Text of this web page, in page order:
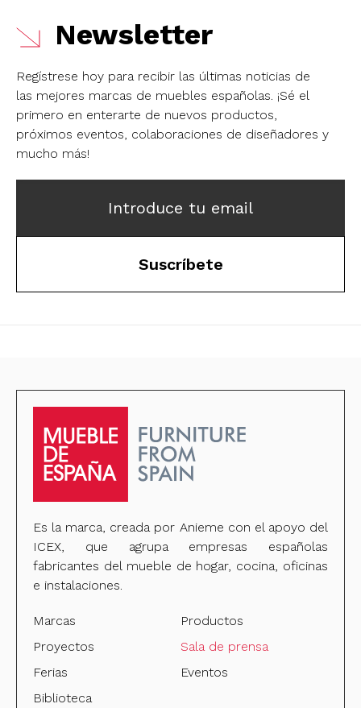
Newsletter
Regístrese hoy para recibir las últimas noticias de
las mejores marcas de muebles españolas. ¡Sé el
primero en enterarte de nuevos productos,
próximos eventos, colaboraciones de diseñadores y
mucho más!
Introduce tu email
Suscríbete
Es la marca, creada por Anieme con el apoyo del
ICEX, que agrupa empresas españolas
fabricantes del mueble de hogar, cocina, oficinas
e instalaciones.
Marcas
Productos
Proyectos
Sala de prensa
Ferias
Eventos
Biblioteca